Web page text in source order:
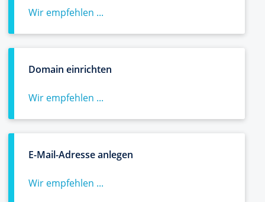
Wir empfehlen ...
Domain einrichten
Wir empfehlen ...
E-Mail-Adresse anlegen
Wir empfehlen ...